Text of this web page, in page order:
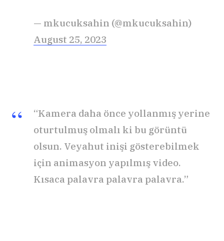
— mkucuksahin (@mkucuksahin)
August 25, 2023
“Kamera daha önce yollanmış yerine
oturtulmuş olmalı ki bu görüntü
olsun. Veyahut inişi gösterebilmek
için animasyon yapılmış video.
Kısaca palavra palavra palavra.”